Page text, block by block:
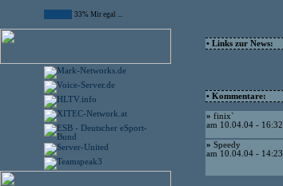
33% Mir egal ...
• Links zur News:
• Kommentare:
» finix`
am 10.04.04 - 16:32
» Speedy
am 10.04.04 - 14:23